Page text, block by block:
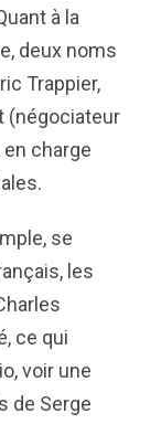
à la
deux noms
Trappier,
(négociateur
charge
se
les
ce qui
voir une
de Serge